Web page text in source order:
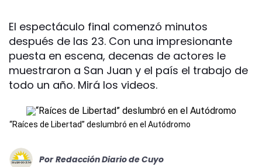
El espectáculo final comenzó minutos
después de las 23. Con una impresionante
puesta en escena, decenas de actores le
muestraron a San Juan y el país el trabajo de
todo un año. Mirá los videos.
“Raíces de Libertad” deslumbró en el Autódromo
Por Redacción Diario de Cuyo